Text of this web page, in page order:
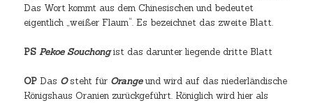
Das Wort kommt aus dem Chinesischen und bedeutet
eigentlich „weißer Flaum“. Es bezeichnet das zweite Blatt.
PS Pekoe Souchongist das darunter liegende dritte Blatt
OP Das Osteht für Orangeund wird auf das niederländische
Königshaus Oranien zurückgeführt. Königlich wird hier als